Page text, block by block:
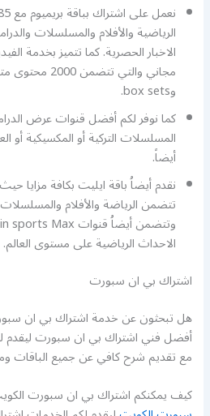
الرياضية والأفلام والمسلسلات
الاخبار الحصرية. كما تتميز بخدمة
مجاني والتي
وbox sets.
كما نوفر لكم أفضل قنوات عرض
المسلسلات التركية أو المكسيكية أو
أيضاً.
تتضمن الرياضة والأفلام
الاحداث الرياضية على مستوى العالم.
اشتراك بي ان سبورت
هل تبحثون عن خدمة اشتراك بي ان
أفضل فني اشتراك بي ان سبورت ليقدم
مع تقديم شرح كافي عن جميع الباقات
كيف يمكنكم اشتراك بي ان سبورت